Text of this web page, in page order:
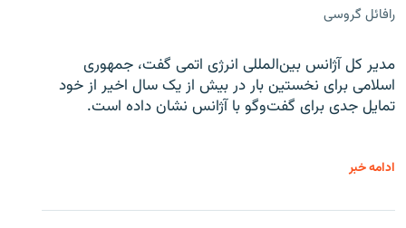
رافائل گروسی
مدیر کل آژانس بین‌المللی انرژی اتمی گفت، جمهوری
اسلامی برای نخستین بار در بیش از یک سال اخیر از خود
تمایل جدی برای گفت‌وگو با آژانس نشان داده است.
ادامه خبر